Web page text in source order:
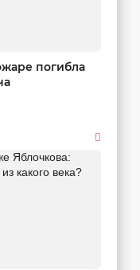
погибла